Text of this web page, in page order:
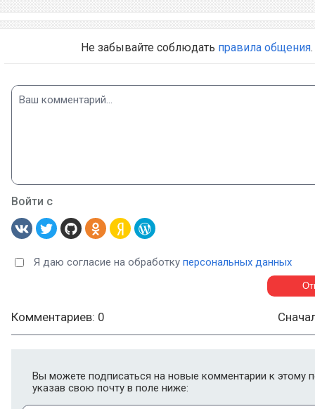
Не забывайте соблюдать правила общения.
Войти с
Я даю согласие на обработку персональных данных
Комментариев: 0
Вы можете подписаться на новые комментарии к этому
указав свою почту в поле ниже: